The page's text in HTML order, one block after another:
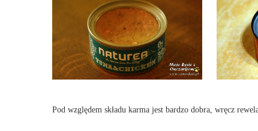
Pod względem składu karma jest bardzo dobra, wręcz